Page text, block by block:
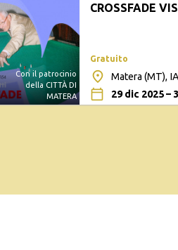
Con il patrocinio
della CITTÀ DI
MATERA
E PERSONE
CROSSFADE
Gratuito
Matera (MT),
29 dic 2025 –